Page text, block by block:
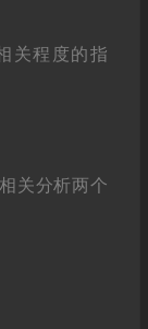
关程度的指
关分析两个